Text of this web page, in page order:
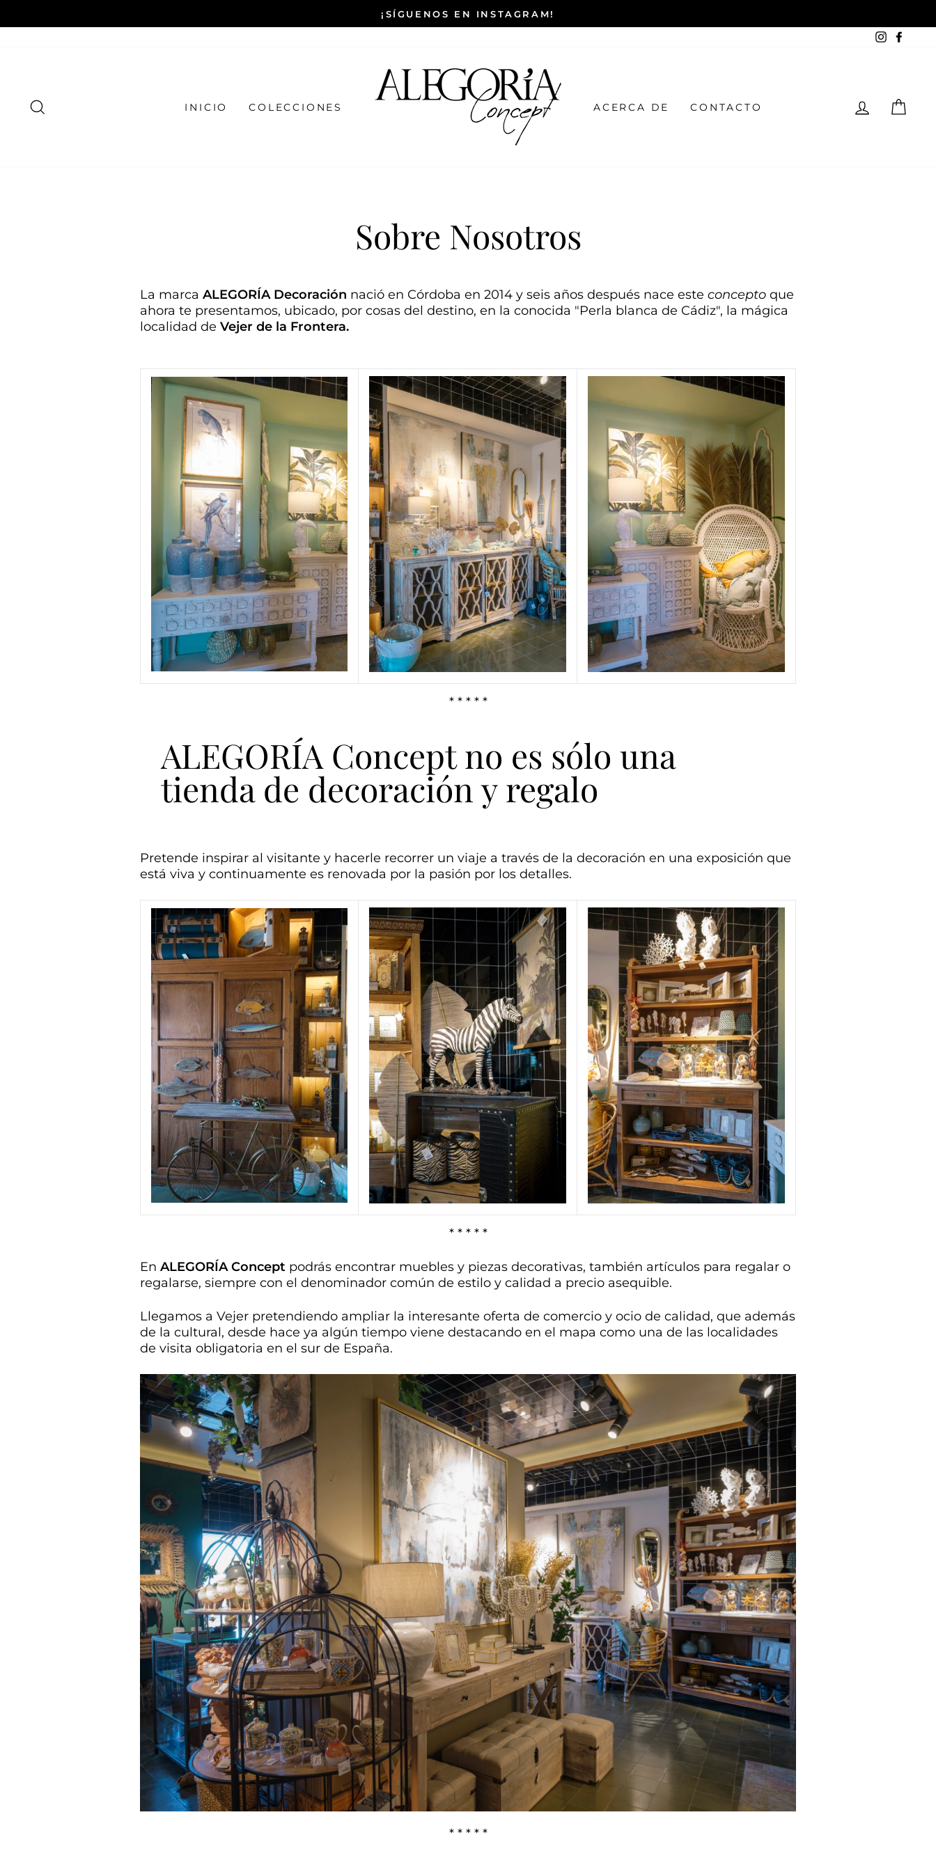
directamente
¡SÍGUENOS EN INSTAGRAM!
INICIO COLECCIONES ACERCA DE CONTACTO
Sobre Nosotros
La marca ALEGORÍA Decoración nació en Córdoba en 2014 y seis años después nace este conceptoque
ahora te presentamos, ubicado, por cosas del destino, en la conocida "Perla blanca de Cádiz", la mágica
localidad de Vejer de la Frontera.
* * * * *
ALEGORÍA Concept no es sólo una
tienda de decoración y regalo
Pretende inspirar al visitante y hacerle recorrer un viaje a través de la decoración en una exposición que
está viva y continuamente es renovada por la pasión por los detalles.
* * * * *
En ALEGORÍA Concept podrás encontrar muebles y piezas decorativas, también artículos para regalar o
regalarse, siempre con el denominador común de estilo y calidad a precio asequible.
Llegamos a Vejer pretendiendo ampliar la interesante oferta de comercio y ocio de calidad, que además
de la cultural, desde hace ya algún tiempo viene destacando en el mapa como una de las localidades
de visita obligatoria en el sur de España.
* * * * *